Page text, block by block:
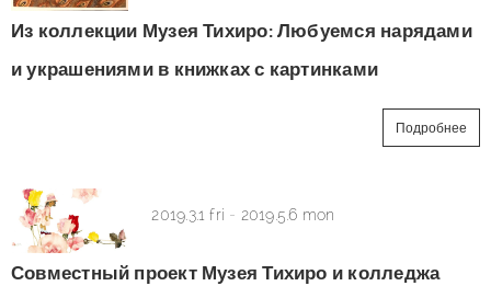
Из коллекции Музея Тихиро: Любуемся нарядами
и украшениями в книжках с картинками
Подробнее
2019.3.1 fri - 2019.5.6 mon
Совместный проект Музея Тихиро и колледжа